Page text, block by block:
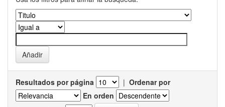
Resultados por página | Ordenar por
En orden